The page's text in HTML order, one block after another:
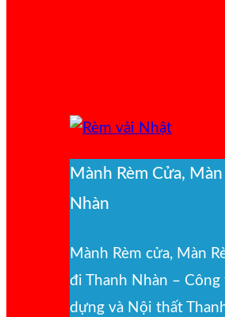
Mành Rèm Cửa,
Nhàn
Mành Rèm cửa, Màn
đi Thanh Nhàn – Công
dựng và Nội thất